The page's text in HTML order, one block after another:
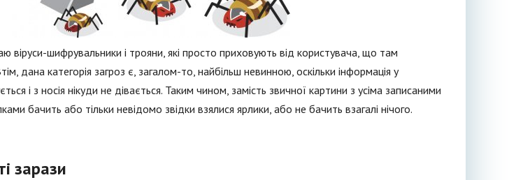
віруси-шифрувальники і трояни, які просто приховують від користувача, що там
дана категорія загроз є, загалом-то, найбільш невинною, оскільки інформація у
і з носія нікуди не дівається. Таким чином, замість звичної картини з усіма записаними
бачить або тільки невідомо звідки взялися ярлики, або не бачить взагалі нічого.
зарази